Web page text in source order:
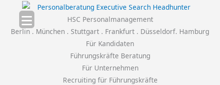
springen
HSC Personalmanagement
Berlin . München . Stuttgart . Frankfurt . Düsseldorf. Hamburg
Für Kandidaten
Führungskräfte Beratung
Für Unternehmen
Recruiting für Führungskräfte